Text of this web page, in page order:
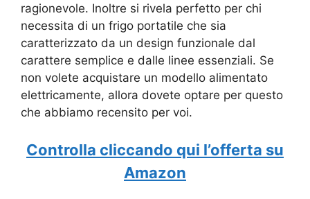
ragionevole. Inoltre si rivela perfetto per chi
necessita di un frigo portatile che sia
caratterizzato da un design funzionale dal
carattere semplice e dalle linee essenziali. Se
non volete acquistare un modello alimentato
elettricamente, allora dovete optare per questo
che abbiamo recensito per voi.
Controlla cliccando qui l’offerta su
Amazon